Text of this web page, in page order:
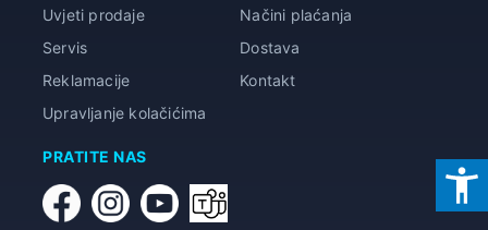
Uvjeti prodaje
Načini plaćanja
Servis
Dostava
Reklamacije
Kontakt
Upravljanje kolačićima
PRATITE NAS